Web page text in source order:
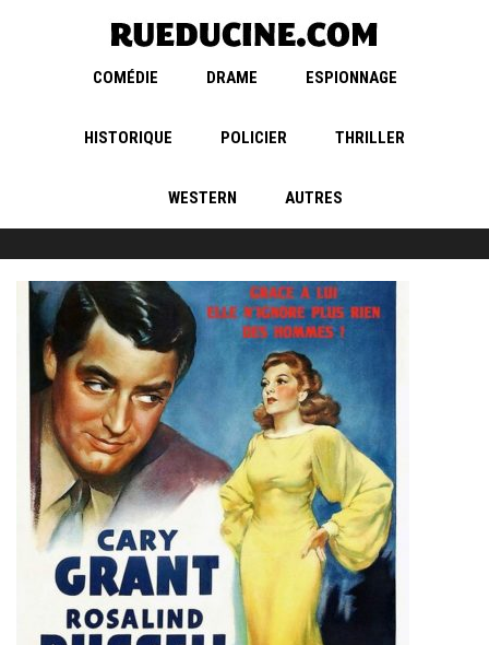
COMÉDIE DRAME ESPIONNAGE
HISTORIQUE POLICIER THRILLER
WESTERN AUTRES